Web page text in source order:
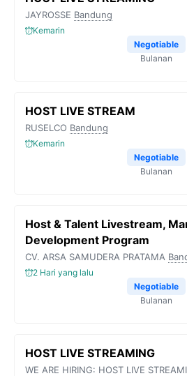
JAYROSSE Bandung
Kemarin
Negotiable
Bulanan
HOST LIVE STREAM
RUSELCO Bandung
Kemarin
Negotiable
Bulanan
Host & Talent Livestream,
Development Program
CV. ARSA SAMUDERA PRATAMA
2 Hari yang lalu
Negotiable
Bulanan
HOST LIVE STREAMING
WE ARE HIRING: HOST LIVE